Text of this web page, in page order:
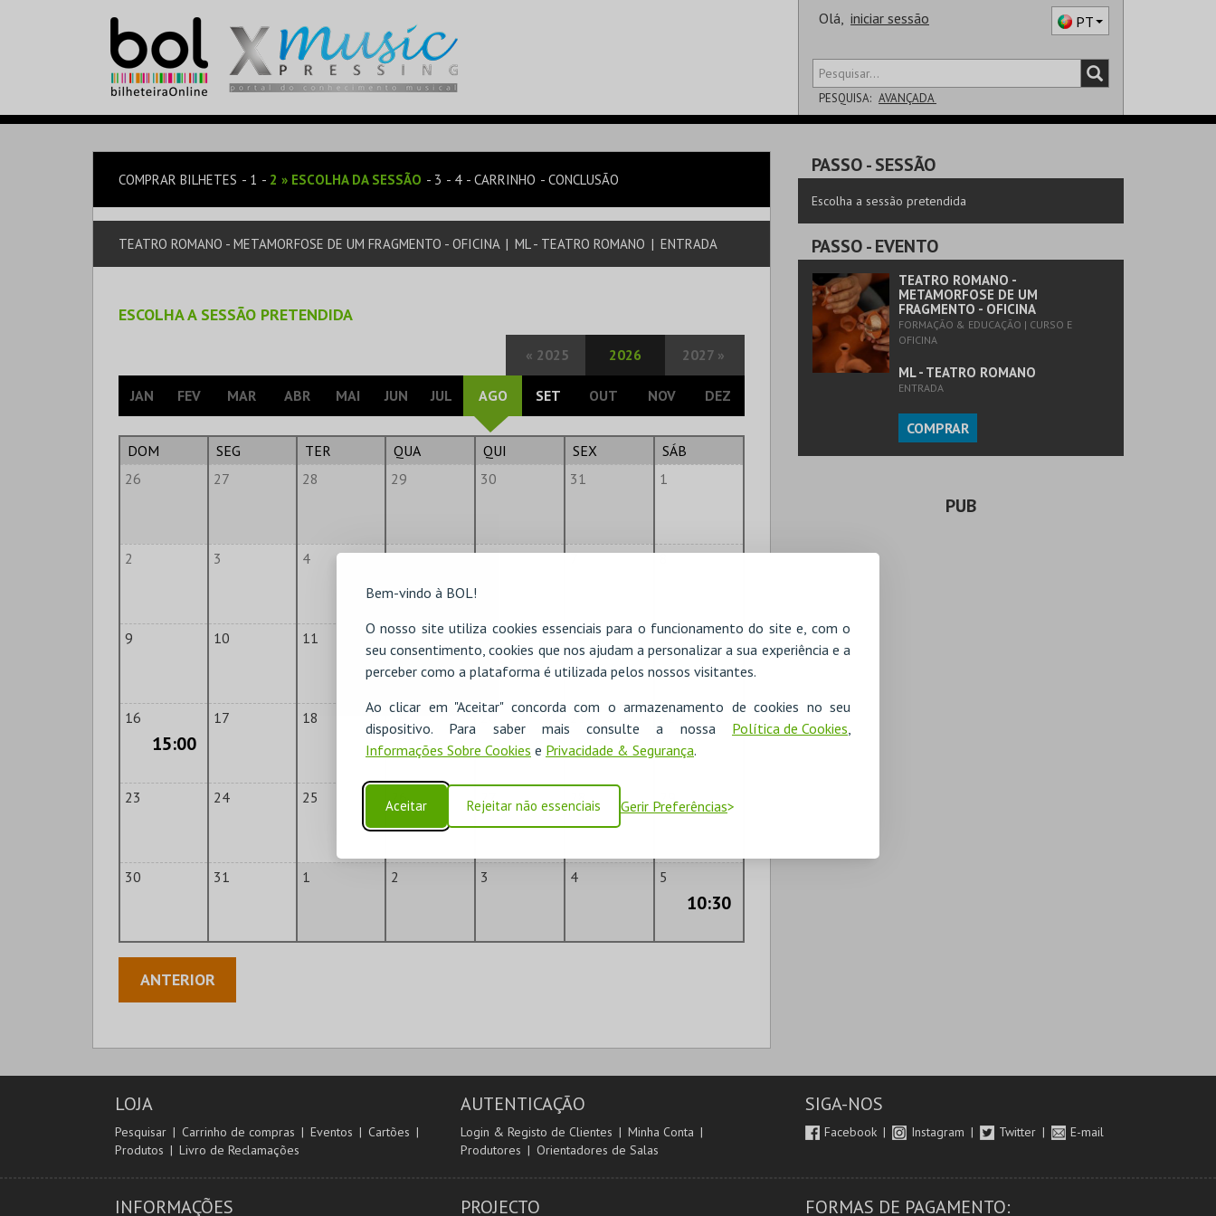
Bem-vindo à BOL!
O nosso site utiliza cookies essenciais para o funcionamento do site e, com o
seu consentimento, cookies que nos ajudam a personalizar a sua experiência e a
perceber como a plataforma é utilizada pelos nossos visitantes.
Ao clicar em "Aceitar" concorda com o armazenamento de cookies no seu
dispositivo. Para saber mais consulte a nossa Política de Cookies
Informações Sobre Cookies e Privacidade & Segurança.
Aceitar Rejeitar não essenciais Gerir Preferências
Olá, iniciar sessão PT
PESQUISA: AVANÇADA
COMPRAR BILHETES 1 2 » ESCOLHA DA SESSÃO 3 4 CARRINHO CONCLUSÃO
TEATRO ROMANO - METAMORFOSE DE UM FRAGMENTO - OFICINA | ML - TEATRO ROMANO | ENTRADA
ESCOLHA A SESSÃO PRETENDIDA
« 2025 2026 2027 »
JAN FEV MAR ABR MAI JUN JUL AGO SET OUT NOV DEZ
DOM SEG TER QUA QUI SEX
SÁB
26
27 28 29 30 31 1
2 3 4 5 6 7 8
9 10 11 12 13 14 15
16
15:00
17 18 19 20 21 22
23 24 25 27 28 29
30 31 1 2 3 4 5
10:30
ANTERIOR
PASSO- SESSÃO
Escolha a sessão pretendida
PASSO- EVENTO
TEATRO ROMANO -
METAMORFOSE DE UM
FRAGMENTO - OFICINA
FORMAÇÃO & EDUCAÇÃO | CURSO E
OFICINA
ML - TEATRO ROMANO
ENTRADA
COMPRAR
PUB
LOJA
Pesquisar Carrinho de compras Eventos
Cartões
Produtos
Livro de Reclamações
AUTENTICAÇÃO
Login & Registo de Clientes
Minha Conta
Produtores
Orientadores de Salas
SIGA-NOS
Facebook Instagram Twitter E-mail
INFORMAÇÕES PROJECTO FORMAS DE PAGAMENTO: